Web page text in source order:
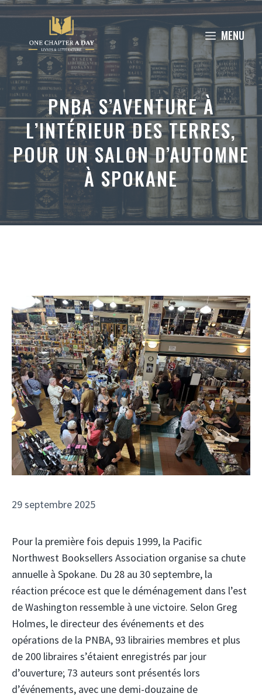
Aller
contenu
MENU
PNBA S’AVENTURE À
L’INTÉRIEUR DES TERRES,
POUR UN SALON D’AUTOMNE
À SPOKANE
29 septembre 2025
Pour la première fois depuis 1999, la Pacific
Northwest Booksellers Association organise sa chute
annuelle à Spokane. Du 28 au 30 septembre, la
réaction précoce est que le déménagement dans l’est
de Washington ressemble à une victoire. Selon Greg
Holmes, le directeur des événements et des
opérations de la PNBA, 93 librairies membres et plus
de 200 libraires s’étaient enregistrés par jour
d’ouverture; 73 auteurs sont présentés lors
d’événements, avec une demi-douzaine de